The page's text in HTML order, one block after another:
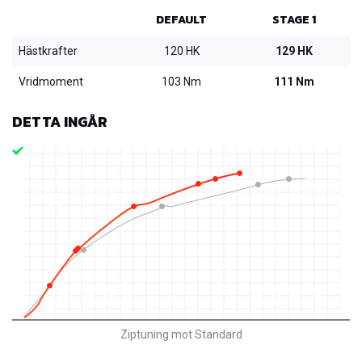
DEFAULT STAGE 1
Hästkrafter 120 HK 129 HK
Vridmoment 103 Nm 111 Nm
DETTA INGÅR
Ziptuning mot Standard